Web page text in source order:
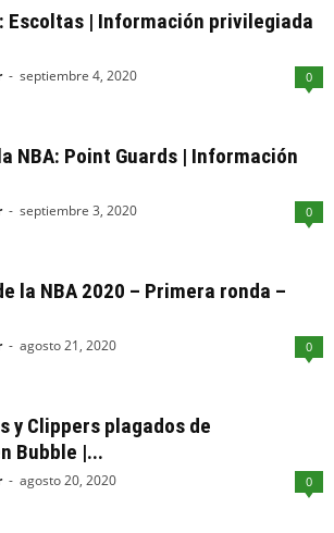
Escoltas | Información privilegiada
- septiembre 4, 2020 0
NBA: Point Guards | Información
- septiembre 3, 2020 0
la NBA 2020 – Primera ronda –
- agosto 21, 2020 0
y Clippers plagados de
Bubble |...
- agosto 20, 2020 0